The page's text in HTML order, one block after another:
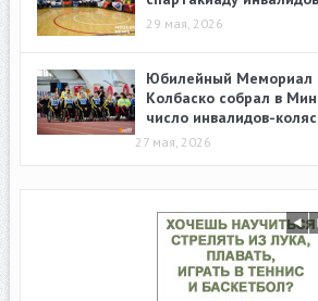
29 мая, 2026
Юбилейный Мемориал
Колбаско собрал в
число инвалидов-
27 мая, 2026